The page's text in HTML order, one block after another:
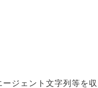
ジェント文字列等を収